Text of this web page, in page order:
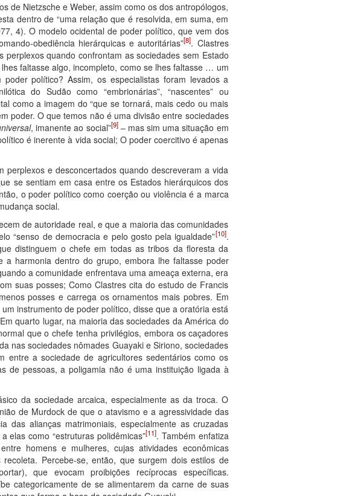
de Nietzsche e Weber, assim como os dos antropólogos,
dentro de “uma relação que é resolvida, em suma, em
4). O modelo ocidental de poder político, que vem dos
obediência hierárquicas e autoritárias”[8]. Clastres
quando confrontam as sociedades sem Estado
faltasse algo, incompleto, como se lhes faltasse … um
político? Assim, os especialistas foram levados a
do Sudão como “embrionárias”, “nascentes” ou
como a imagem do “que se tornará, mais cedo ou mais
poder. O que temos não é uma divisão entre sociedades
, imanente ao social”[9]– mas sim uma situação em
é inerente à vida social; O poder coercitivo é apenas
e desconcertados quando descreveram a vida
se sentiam em casa entre os Estados hierárquicos dos
o poder político como coerção ou violência é a marca
social.
de autoridade real, e que a maioria das comunidades
“senso de democracia e pelo gosto pela igualdade”[10].
distinguem o chefe em todas as tribos da floresta da
harmonia dentro do grupo, embora lhe faltasse poder
a comunidade enfrentava uma ameaça externa, era
suas posses; Como Clastres cita do estudo de Francis
posses e carrega os ornamentos mais pobres. Em
instrumento de poder político, disse que a oratória está
quarto lugar, na maioria das sociedades da América do
que o chefe tenha privilégios, embora os caçadores
nas sociedades nômades Guayaki e Siriono, sociedades
entre a sociedade de agricultores sedentários como os
de pessoas, a poligamia não é uma instituição ligada à
da sociedade arcaica, especialmente as da troca. O
de Murdock de que o atavismo e a agressividade das
das alianças matrimoniais, especialmente as cruzadas
elas como “estruturas polidêmicas”[11]. Também enfatiza
homens e mulheres, cujas atividades econômicas
Percebe-se, então, que surgem dois estilos de
que evocam proibições recíprocas específicas.
categoricamente de se alimentarem da carne de suas